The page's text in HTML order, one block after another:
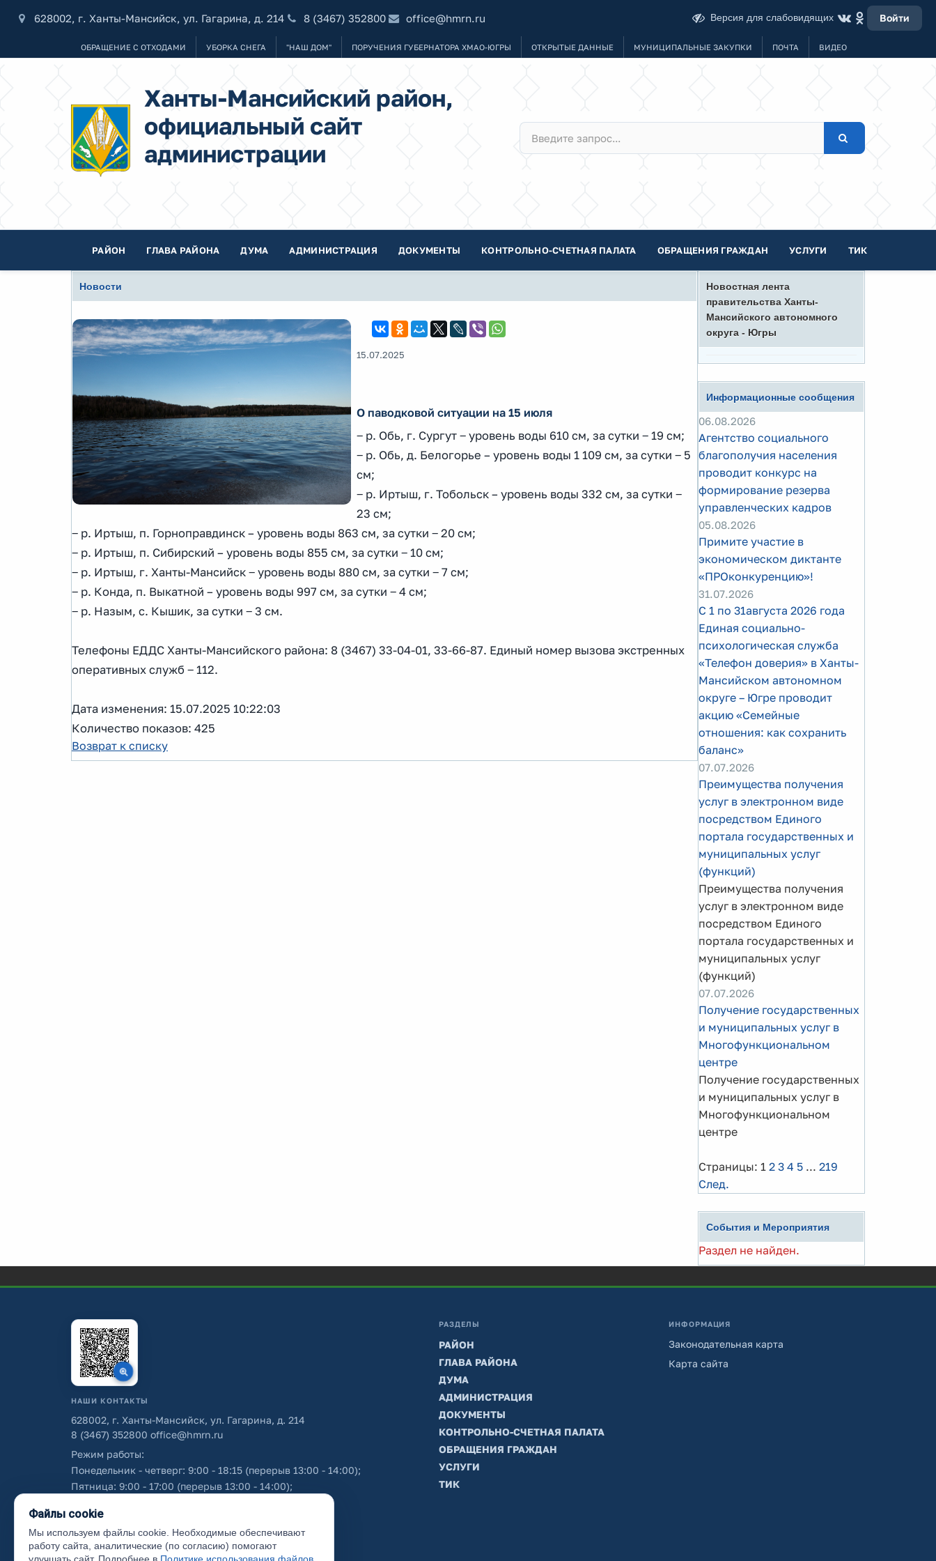
628002, г. Ханты-Мансийск, ул. Гагарина, д. 214 8 (3467) 352800 office@hmrn.ru Версия для слабовидящих Войти
ОБРАЩЕНИЕ С ОТХОДАМИ УБОРКА СНЕГА "НАШ ДОМ" ПОРУЧЕНИЯ ГУБЕРНАТОРА ХМАО-ЮГРЫ ОТКРЫТЫЕ ДАННЫЕ МУНИЦИПАЛЬНЫЕ ЗАКУПКИ ПОЧТА ВИДЕО
Ханты-Мансийский район,
официальный сайт
администрации
РАЙОН ГЛАВА РАЙОНА ДУМА АДМИНИСТРАЦИЯ ДОКУМЕНТЫ КОНТРОЛЬНО-СЧЕТНАЯ ПАЛАТА ОБРАЩЕНИЯ ГРАЖДАН УСЛУГИ ТИК
Новости
15.07.2025
О паводковой ситуации на 15 июля
‒ р. Обь, г. Сургут ‒ уровень воды 610 см, за сутки ‒ 19 см;
‒ р. Обь, д. Белогорье – уровень воды 1 109 см, за сутки ‒ 5
см;
‒ р. Иртыш, г. Тобольск – уровень воды 332 см, за сутки ‒
23 см;
‒ р. Иртыш, п. Горноправдинск – уровень воды 863 см, за сутки ‒ 20 см;
‒ р. Иртыш, п. Сибирский – уровень воды 855 см, за сутки ‒ 10 см;
‒ р. Иртыш, г. Ханты-Мансийск ‒ уровень воды 880 см, за сутки ‒ 7 см;
‒ р. Конда, п. Выкатной – уровень воды 997 см, за сутки ‒ 4 см;
‒ р. Назым, с. Кышик, за сутки ‒ 3 см.
Телефоны ЕДДС Ханты-Мансийского района: 8 (3467) 33-04-01, 33-66-87. Единый номер вызова экстренных
оперативных служб ‒ 112.
Дата изменения: 15.07.2025 10:22:03
Количество показов: 425
Возврат к списку
Новостная лента
правительства Ханты-
Мансийского автономного
округа - Югры
Информационные сообщения
06.08.2026
Агентство социального
благополучия населения
проводит конкурс на
формирование резерва
управленческих кадров
05.08.2026
Примите участие в
экономическом диктанте
«ПРОконкуренцию»!
31.07.2026
С 1 по 31августа 2026 года
Единая социально-
психологическая служба
«Телефон доверия» в Ханты-
Мансийском автономном
округе – Югре проводит
акцию «Семейные
отношения: как сохранить
баланс»
07.07.2026
Преимущества получения
услуг в электронном виде
посредством Единого
портала государственных и
муниципальных услуг
(функций)
Преимущества получения
услуг в электронном виде
посредством Единого
портала государственных и
муниципальных услуг
(функций)
07.07.2026
Получение государственных
и муниципальных услуг в
Многофункциональном
центре
Получение государственных
и муниципальных услуг в
Многофункциональном
центре
Страницы: 1 2 3 4 5 ... 219
След.
События и Мероприятия
Раздел не найден.
НАШИ КОНТАКТЫ
628002, г. Ханты-Мансийск, ул. Гагарина, д. 214
8 (3467) 352800 office@hmrn.ru
Режим работы:
Понедельник - четверг: 9:00 - 18:15 (перерыв 13:00 - 14:00);
Пятница: 9:00 - 17:00 (перерыв 13:00 - 14:00);
Об использовании персональных данных
РАЗДЕЛЫ
РАЙОН
ГЛАВА РАЙОНА
ДУМА
АДМИНИСТРАЦИЯ
ДОКУМЕНТЫ
КОНТРОЛЬНО-СЧЕТНАЯ ПАЛАТА
ОБРАЩЕНИЯ ГРАЖДАН
УСЛУГИ
ТИК
ИНФОРМАЦИЯ
Законодательная карта
Карта сайта
Файлы cookie
Мы используем файлы cookie. Необходимые обеспечивают
работу сайта, аналитические (по согласию) помогают